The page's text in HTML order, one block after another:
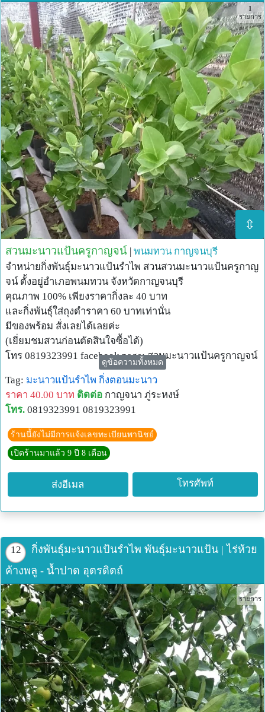
⇳
1
รายการ
สวนมะนาวแป้นครูกาญจน์ พนมทวน กาญจนบุรี
จำหน่ายกิ่งพันธุ์มะนาวแป้นรำไพ สวนสวนมะนาวแป้นครูกาญ
จน์ ตั้งอยู่อำเภอพนมทวน จังหวัดกาญจนบุรี
คุณภาพ 100% เพียงราคากิ่งละ 40 บาท
และกิ่งพันธุ์ใส่ถุงดำราคา 60 บาทเท่านั่น
มีของพร้อม สั่งเลยได้เลยค่ะ
(เยี่ยมชมสวนก่อนตัดสินใจซื้อได้)
โทร 0819323991 facebook page: สวนมะนาวแป้นครูกาญจน์
ดูข้อความทั้งหมด
Tag: มะนาวแป้นรำไพ กิ่งตอนมะนาว
ราคา 40.00 บาท ติดต่อ กาญจนา ภู่ระหงษ์
โทร. 0819323991 0819323991
ร้านนี้ยังไม่มีการแจ้งเลขทะเบียนพานิชย์
เปิดร้านมาแล้ว 9 ปี 8 เดือน
ส่งอีเมล โทรศัพท์
12
กิ่งพันธุ์มะนาวแป้นรำไพ พันธุ์มะนาวแป้น | ไร่ห้วย
ค้างพลู - น้ำปาด อุตรดิตถ์
1
รายการ